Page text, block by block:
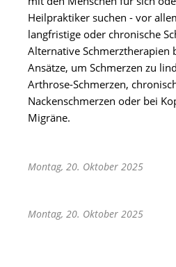
Heilpraktiker suchen - vor
langfristige oder chronische
Alternative Schmerztherapien
Ansätze, um Schmerzen zu
Arthrose-Schmerzen,
Nackenschmerzen oder bei
Migräne.
Montag, 20. Oktober 2025
Montag, 20. Oktober 2025